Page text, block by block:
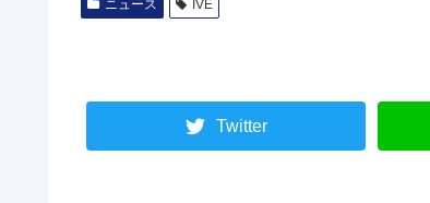
ニュース IVE
Twitter